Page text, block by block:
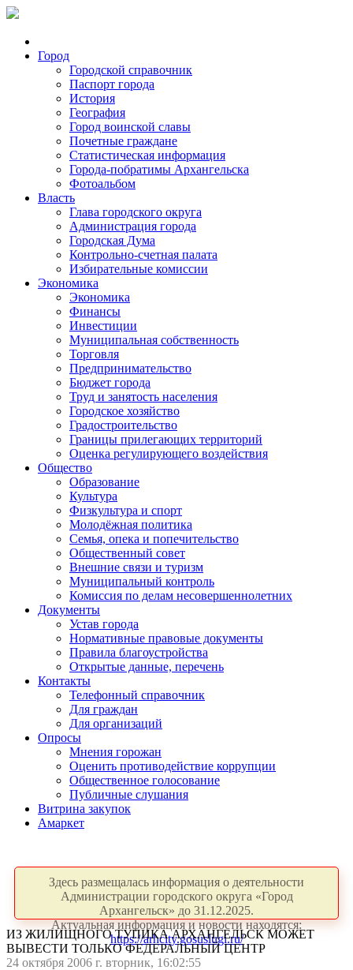
Город
Городской справочник
Паспорт города
История
География
Город воинской славы
Почетные граждане
Статистическая информация
Города-побратимы Архангельска
Фотоальбом
Власть
Глава городского округа
Администрация города
Городская Дума
Контрольно-счетная палата
Избирательные комиссии
Экономика
Экономика
Финансы
Инвестиции
Муниципальная собственность
Торговля
Предпринимательство
Бюджет города
Труд и занятость населения
Городское хозяйство
Градостроительство
Границы прилегающих территорий
Оценка регулирующего воздействия
Общество
Образование
Культура
Физкультура и спорт
Молодёжная политика
Семья, опека и попечительство
Общественный совет
Внешние связи и туризм
Муниципальный контроль
Комиссия по делам несовершеннолетних
Документы
Устав города
Нормативные правовые документы
Правила благоустройства
Открытые данные, перечень
Контакты
Телефонный справочник
Для граждан
Для организаций
Опросы
Мнения горожан
Оценить противодействие коррупции
Общественное голосование
Публичные слушания
Витрина закупок
Амаркет
Здесь размещалась информация о деятельности
Администрации городского округа «Город
Архангельск» до 31.12.2025.
Актуальная информация и новости находятся:
https://arhcity.gosuslugi.ru/
ИЗ ЖИЛИЩНОГО ТУПИКА АРХАНГЕЛЬСК МОЖЕТ
ВЫВЕСТИ ТОЛЬКО ФЕДЕРАЛЬНЫЙ ЦЕНТР
24 октября 2006 г. вторник, 16:02:55